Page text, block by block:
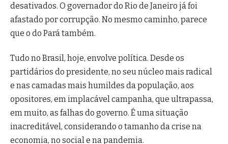
desativados. O governador do Rio de Janeiro já foi
afastado por corrupção. No mesmo caminho, parece
que o do Pará também.
Tudo no Brasil, hoje, envolve política. Desde os
partidários do presidente, no seu núcleo mais radical
e nas camadas mais humildes da população, aos
opositores, em implacável campanha, que ultrapassa,
em muito, as falhas do governo. É uma situação
inacreditável, considerando o tamanho da crise na
economia, no social e na pandemia.